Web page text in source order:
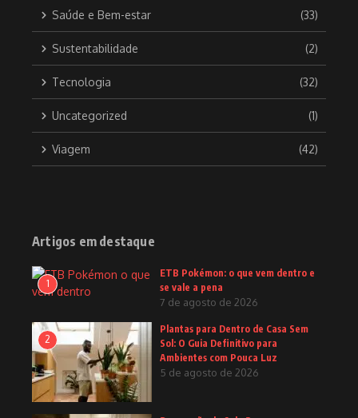
Saúde e Bem-estar (33)
Sustentabilidade (2)
Tecnologia (32)
Uncategorized (1)
Viagem (42)
Artigos em destaque
1
ETB Pokémon: o que vem dentro e
se vale a pena
7 de agosto de 2026
2
Plantas para Dentro de Casa Sem
Sol: O Guia Definitivo para
Ambientes com Pouca Luz
5 de agosto de 2026